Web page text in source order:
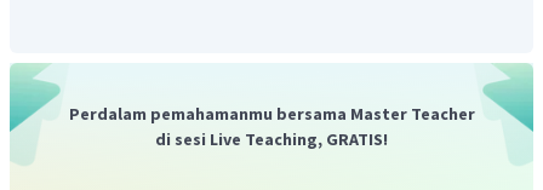
Perdalam pemahamanmu bersama Master Teacher
di sesi Live Teaching, GRATIS!